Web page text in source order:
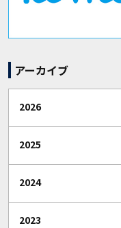
アーカイブ
2026
2025
2024
2023